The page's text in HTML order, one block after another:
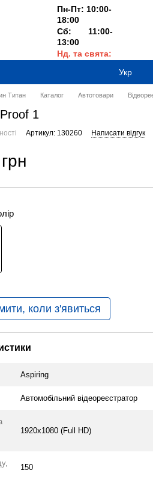
Пн-Пт: 10:00-
18:00
Сб: 11:00-
13:00
Нд. та свята:
Укр
Титан Каталог Автотовари
1
Артикул: 130260 Написати відгук
коли з'явиться
Aspiring
Автомобільний відеореєстратор
1920x1080 (Full HD)
150